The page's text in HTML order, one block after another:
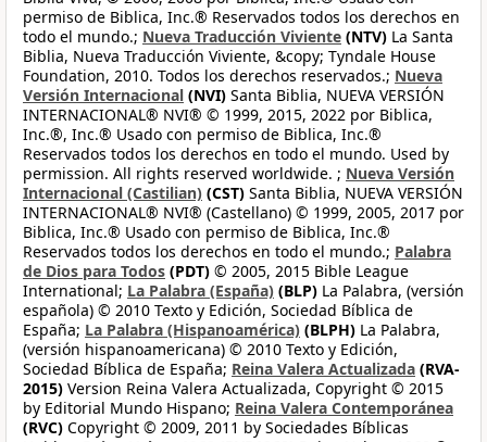
permiso de Biblica, Inc.® Reservados todos los derechos en
todo el mundo.; Nueva Traducción Viviente (NTV) La Santa
Biblia, Nueva Traducción Viviente, &copy; Tyndale House
Foundation, 2010. Todos los derechos reservados.; Nueva
Versión Internacional (NVI) Santa Biblia, NUEVA VERSIÓN
INTERNACIONAL® NVI® © 1999, 2015, 2022 por Biblica,
Inc.®, Inc.® Usado con permiso de Biblica, Inc.®
Reservados todos los derechos en todo el mundo. Used by
permission. All rights reserved worldwide. ; Nueva Versión
Internacional (Castilian) (CST) Santa Biblia, NUEVA VERSIÓN
INTERNACIONAL® NVI® (Castellano) © 1999, 2005, 2017 por
Biblica, Inc.® Usado con permiso de Biblica, Inc.®
Reservados todos los derechos en todo el mundo.; Palabra
de Dios para Todos (PDT) © 2005, 2015 Bible League
International; La Palabra (España) (BLP) La Palabra, (versión
española) © 2010 Texto y Edición, Sociedad Bíblica de
España; La Palabra (Hispanoamérica) (BLPH) La Palabra,
(versión hispanoamericana) © 2010 Texto y Edición,
Sociedad Bíblica de España; Reina Valera Actualizada (RVA-
2015) Version Reina Valera Actualizada, Copyright © 2015
by Editorial Mundo Hispano; Reina Valera Contemporánea
(RVC) Copyright © 2009, 2011 by Sociedades Bíblicas